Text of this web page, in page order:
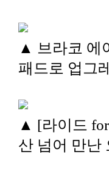
▲ 브라코 에
패드로 업그
▲ [라이드
산 넘어 만난